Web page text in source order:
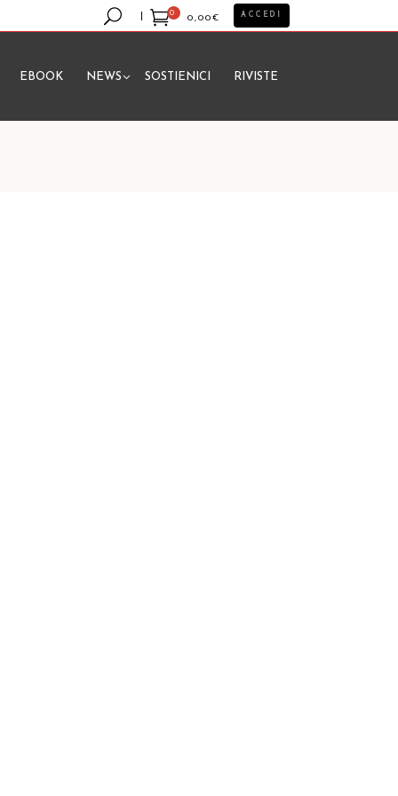
0
0,00€
prodotto nel carrello.
ACCEDI
EBOOK NEWS SOSTIENICI RIVISTE